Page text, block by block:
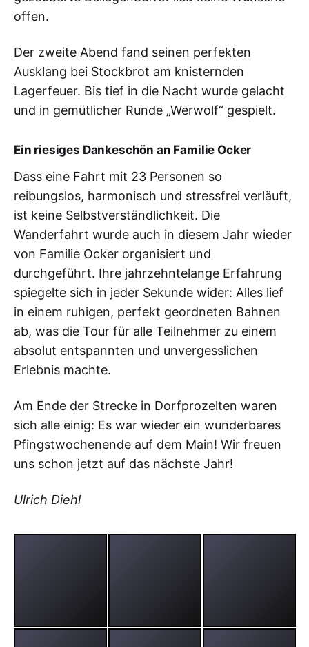
offen.
Der zweite Abend fand seinen perfekten
Ausklang bei Stockbrot am knisternden
Lagerfeuer. Bis tief in die Nacht wurde gelacht
und in gemütlicher Runde „Werwolf“ gespielt.
Ein riesiges Dankeschön an Familie Ocker
Dass eine Fahrt mit 23 Personen so
reibungslos, harmonisch und stressfrei verläuft,
ist keine Selbstverständlichkeit. Die
Wanderfahrt wurde auch in diesem Jahr wieder
von Familie Ocker organisiert und
durchgeführt. Ihre jahrzehntelange Erfahrung
spiegelte sich in jeder Sekunde wider: Alles lief
in einem ruhigen, perfekt geordneten Bahnen
ab, was die Tour für alle Teilnehmer zu einem
absolut entspannten und unvergesslichen
Erlebnis machte.
Am Ende der Strecke in Dorfprozelten waren
sich alle einig: Es war wieder ein wunderbares
Pfingstwochenende auf dem Main! Wir freuen
uns schon jetzt auf das nächste Jahr!
Ulrich Diehl